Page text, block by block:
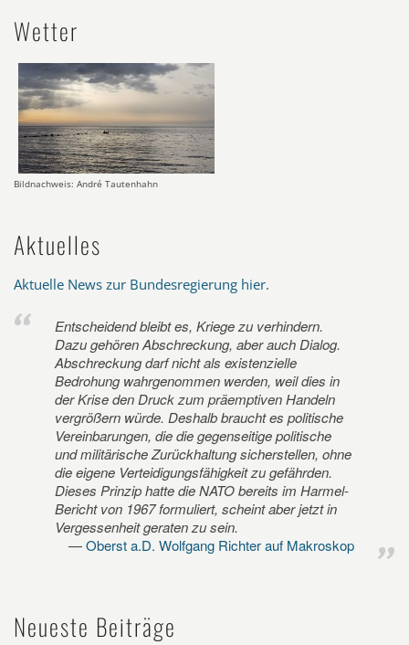
Wetter
Bildnachweis: André Tautenhahn
Aktuelles
Aktuelle News zur Bundesregierung hier.
Entscheidend bleibt es, Kriege zu verhindern.
Dazu gehören Abschreckung, aber auch Dialog.
Abschreckung darf nicht als existenzielle
Bedrohung wahrgenommen werden, weil dies in
der Krise den Druck zum präemptiven Handeln
vergrößern würde. Deshalb braucht es politische
Vereinbarungen, die die gegenseitige politische
und militärische Zurückhaltung sicherstellen, ohne
die eigene Verteidigungsfähigkeit zu gefährden.
Dieses Prinzip hatte die NATO bereits im Harmel-
Bericht von 1967 formuliert, scheint aber jetzt in
Vergessenheit geraten zu sein.
Oberst a.D. Wolfgang Richter auf Makroskop
Neueste Beiträge